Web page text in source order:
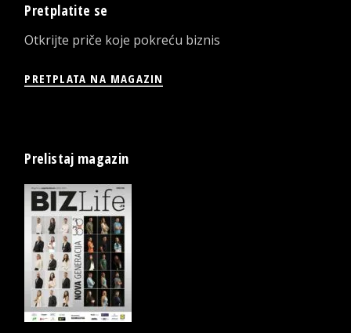
Pretplatite se
Otkrijte priče koje pokreću biznis
PRETPLATA NA MAGAZIN
Prelistaj magazin